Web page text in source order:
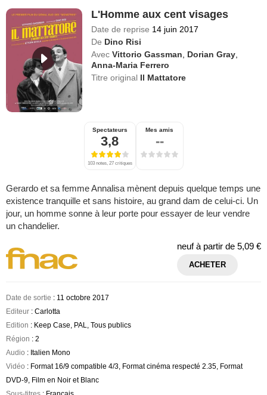
L'Homme aux cent visages
Date de reprise 14 juin 2017
De Dino Risi
Avec Vittorio Gassman Dorian Gray
Anna-Maria Ferrero
Titre original Il Mattatore
Spectateurs
3,8
103 notes, 27 critiques
Mes amis
--
Gerardo et sa femme Annalisa mènent depuis quelque temps une
existence tranquille et sans histoire, au grand dam de celui-ci. Un
jour, un homme sonne à leur porte pour essayer de leur vendre
un chandelier.
neuf à partir de 5,09 €
ACHETER
Date de sortie : 11 octobre 2017
Editeur : Carlotta
Edition : Keep Case, PAL, Tous publics
Région : 2
Audio : Italien Mono
Vidéo : Format 16/9 compatible 4/3, Format cinéma respecté 2.35, Format
DVD-9, Film en Noir et Blanc